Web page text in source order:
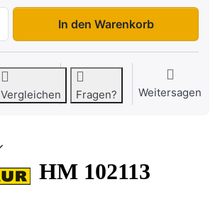
HM 102113 zu 1.599,00 €, Menge 1.
In den Warenkorb
Vergleichen Fragen? Weitersagen
HM 102113